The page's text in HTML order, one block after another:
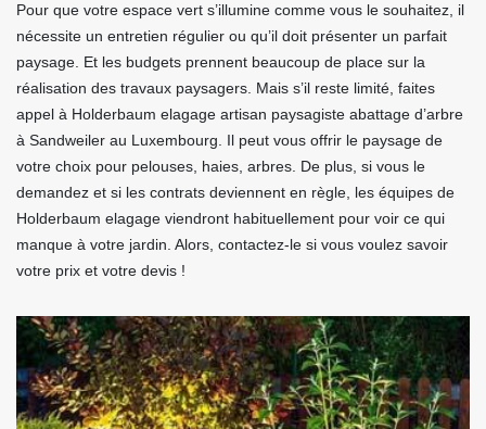
Pour que votre espace vert s’illumine comme vous le souhaitez, il
nécessite un entretien régulier ou qu’il doit présenter un parfait
paysage. Et les budgets prennent beaucoup de place sur la
réalisation des travaux paysagers. Mais s’il reste limité, faites
appel à Holderbaum elagage artisan paysagiste abattage d’arbre
à Sandweiler au Luxembourg. Il peut vous offrir le paysage de
votre choix pour pelouses, haies, arbres. De plus, si vous le
demandez et si les contrats deviennent en règle, les équipes de
Holderbaum elagage viendront habituellement pour voir ce qui
manque à votre jardin. Alors, contactez-le si vous voulez savoir
votre prix et votre devis !